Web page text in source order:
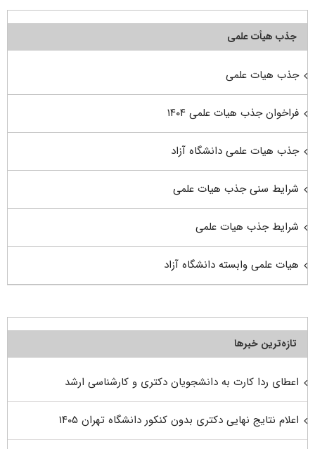
جذب هیأت علمی
جذب هیات علمی
فراخوان جذب هیات علمی ۱۴۰۴
جذب هیات علمی دانشگاه آزاد
شرایط سنی جذب هیات علمی
شرایط جذب هیات علمی
هیات علمی وابسته دانشگاه آزاد
تازه‌ترین خبرها
اعطای ردا کارت به دانشجویان دکتری و کارشناسی ارشد
اعلام نتایج نهایی دکتری بدون کنکور دانشگاه تهران ۱۴۰۵